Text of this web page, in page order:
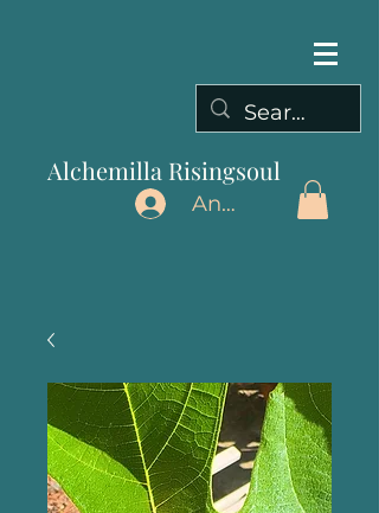
Alchemilla Risingsoul
Anmelden